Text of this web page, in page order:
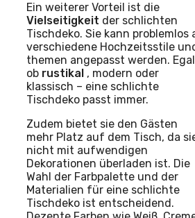
Ein weiterer Vorteil ist die
Vielseitigkeit der schlichten
Tischdeko. Sie kann problemlos
verschiedene Hochzeitsstile
themen angepasst werden. Egal
ob rustikal , modern oder
klassisch – eine schlichte
Tischdeko passt immer.
Zudem bietet sie den Gästen
mehr Platz auf dem Tisch, da
nicht mit aufwendigen
Dekorationen überladen ist. Die
Wahl der Farbpalette und der
Materialien für eine schlichte
Tischdeko ist entscheidend.